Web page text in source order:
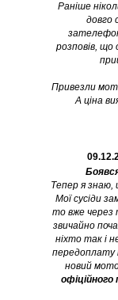
Тепер я
Мої сусіди
то вже через
звичайно
ніхто так і
передоплату
новий
Раніше
довго
розповів, що
Привезли
А ціна